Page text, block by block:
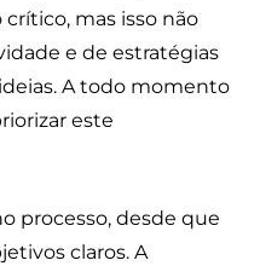
mas isso não
e de estratégias
A todo momento
este
processo, desde que
claros. A